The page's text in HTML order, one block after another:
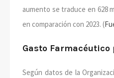
aumento se traduce en 628
en comparación con 2023. (
Gasto Farmacéutico
Según datos de la